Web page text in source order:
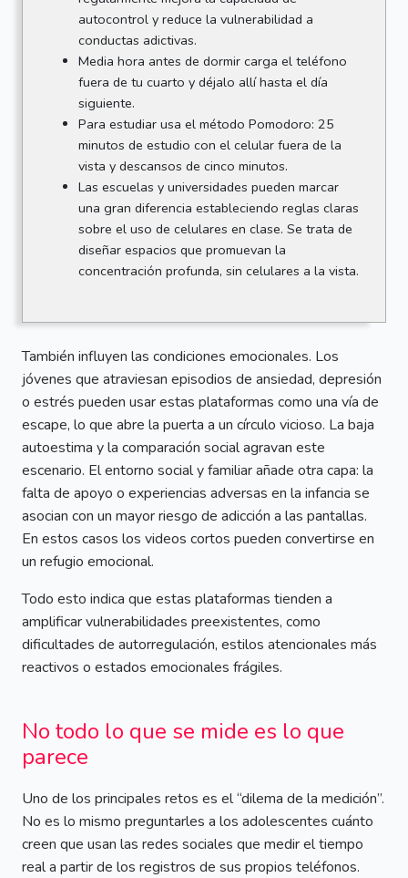
autocontrol y reduce la vulnerabilidad a
conductas adictivas.
Media hora antes de dormir carga el teléfono
fuera de tu cuarto y déjalo allí hasta el día
siguiente.
Para estudiar usa el método Pomodoro: 25
minutos de estudio con el celular fuera de la
vista y descansos de cinco minutos.
Las escuelas y universidades pueden marcar
una gran diferencia estableciendo reglas claras
sobre el uso de celulares en clase. Se trata de
diseñar espacios que promuevan la
concentración profunda, sin celulares a la vista.
También influyen las condiciones emocionales. Los
jóvenes que atraviesan episodios de ansiedad, depresión
o estrés pueden usar estas plataformas como una vía de
escape, lo que abre la puerta a un círculo vicioso. La baja
autoestima y la comparación social agravan este
escenario. El entorno social y familiar añade otra capa: la
falta de apoyo o experiencias adversas en la infancia se
asocian con un mayor riesgo de adicción a las pantallas.
En estos casos los videos cortos pueden convertirse en
un refugio emocional.
Todo esto indica que estas plataformas tienden a
amplificar vulnerabilidades preexistentes, como
dificultades de autorregulación, estilos atencionales más
reactivos o estados emocionales frágiles.
No todo lo que se mide es lo que
parece
Uno de los principales retos es el “dilema de la medición”.
No es lo mismo preguntarles a los adolescentes cuánto
creen que usan las redes sociales que medir el tiempo
real a partir de los registros de sus propios teléfonos.